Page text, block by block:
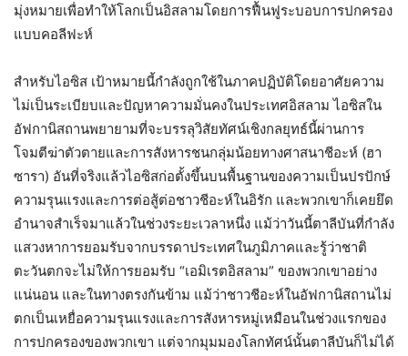
มุ่งหมายเพื่อทำให้โลกเป็นอิสลามโดยการฟื้นฟูระบอบการปกครอง
แบบคอลีฟะห์
สำหรับไอซิส เป้าหมายนี้กำลังถูกใช้ในภาคปฏิบัติโดยอาศัยความ
ไม่เป็นระเบียบและปัญหาความมั่นคงในประเทศอิสลาม ไอซิสใน
อัฟกานิสถานพยายามที่จะบรรลุวิสัยทัศน์เชิงกลยุทธ์นี้ผ่านการ
โจมตีฆ่าตัวตายและการสังหารชนกลุ่มน้อยทางศาสนาชีอะห์ (ฮา
ซารา) อันที่จริงแล้วไอซิสก่อตั้งขึ้นบนพื้นฐานของความเป็นปรปักษ์
ความรุนแรงและการต่อสู้ต่อชาวชีอะห์ในอิรัก และพวกเขาก็เคยยึด
อำนาจสำเร็จมาแล้วในช่วงระยะเวลาหนึ่ง แม้ว่าวันนี้ตาลีบันที่กำลัง
แสวงหาการยอมรับจากบรรดาประเทศในภูมิภาคและรู้ว่าชาติ
ตะวันตกจะไม่ให้การยอมรับ “เอมิเรตอิสลาม” ของพวกเขาอย่าง
แน่นอน และในทางตรงกันข้าม แม้ว่าชาวชีอะห์ในอัฟกานิสถานไม่
ตกเป็นเหยื่อความรุนแรงและการสังหารหมู่เหมือนในช่วงแรกของ
การปกครองของพวกเขา แต่จากมุมมองโลกทัศน์นั้นตาลีบันก็ไม่ได้